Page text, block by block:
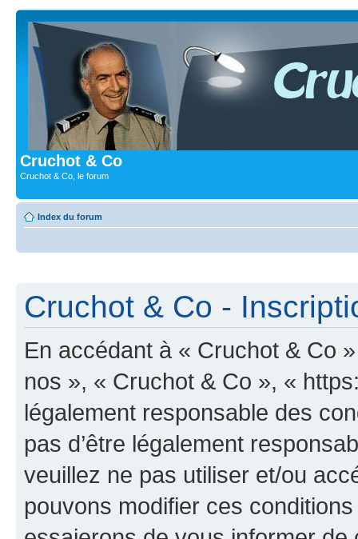
Cruchot & Co
Cruchot & Co, le forum
Index du forum
Cruchot & Co -
En accédant à « Cruchot & Co
nos », « Cruchot & Co », «
légalement responsable des
pas d’être légalement
veuillez ne pas utiliser et/ou
pouvons modifier ces